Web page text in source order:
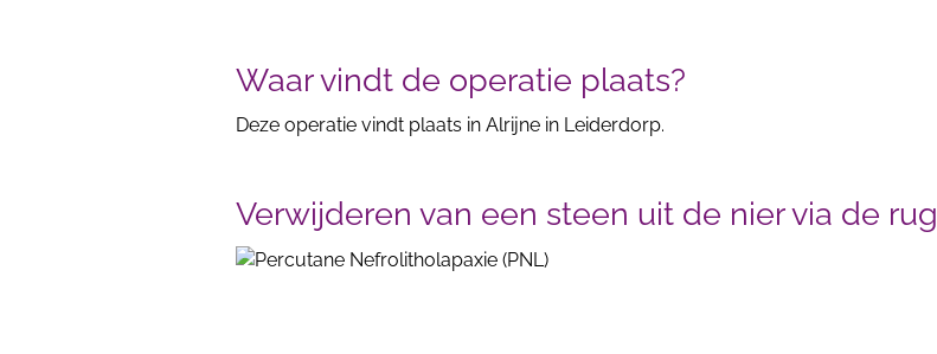
Waar vindt de operatie plaats?
Deze operatie vindt plaats in Alrijne in Leiderdorp.
Verwijderen van een steen uit de nier via de rug